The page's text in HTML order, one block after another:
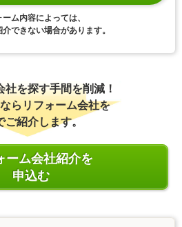
ム内容によっては、
できない場合があります。
社を探す手間を削減！
らリフォーム会社を
ご紹介します。
ーム会社紹介を
申込む